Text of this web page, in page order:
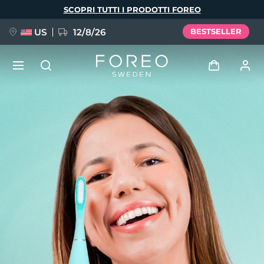
SCOPRI TUTTI I PRODOTTI FOREO
US 12/8/26 BESTSELLER
Profilo utente
I miei dispositivi
I miei ordini
I miei indirizzi
I miei abbonamenti
FAQ™ Pure Beauty-Tech Elixir
BREAKING NEWS
issa™ Teeth Whitening Set
Deutsch
Español
Français
Italiano
Português
Svenska
Русский
简体中文 繁體中文